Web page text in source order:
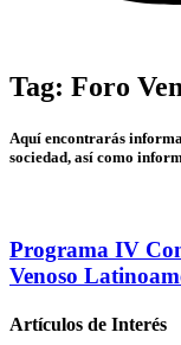
Tag: Foro
Aquí encontrarás
sociedad, así como
Programa IV
Venoso
Artículos de Interés